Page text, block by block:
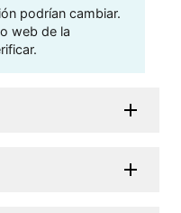
podrían cambiar.
web de la